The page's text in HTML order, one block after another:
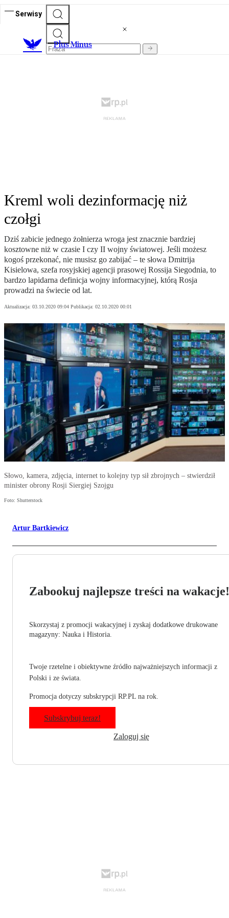
Serwisy
Plus Minus
Kreml woli dezinformację niż
czołgi
Dziś zabicie jednego żołnierza wroga jest znacznie bardziej
kosztowne niż w czasie I czy II wojny światowej. Jeśli możesz
kogoś przekonać, nie musisz go zabijać – te słowa Dmitrija
Kisielowa, szefa rosyjskiej agencji prasowej Rossija Siegodnia, to
bardzo lapidarna definicja wojny informacyjnej, którą Rosja
prowadzi na świecie od lat.
Aktualizacja: 03.10.2020 09:04 Publikacja: 02.10.2020 00:01
Słowo, kamera, zdjęcia, internet to kolejny typ sił zbrojnych – stwierdził
minister obrony Rosji Siergiej Szojgu
Foto: Shutterstock
Artur Bartkiewicz
Zabookuj najlepsze treści na wakacje!
Skorzystaj z promocji wakacyjnej i zyskaj dodatkowe drukowane
magazyny: Nauka i Historia.
Twoje rzetelne i obiektywne źródło najważniejszych informacji z
Polski i ze świata.
Promocja dotyczy subskrypcji RP.PL na rok.
Subskrybuj teraz!
Zaloguj się